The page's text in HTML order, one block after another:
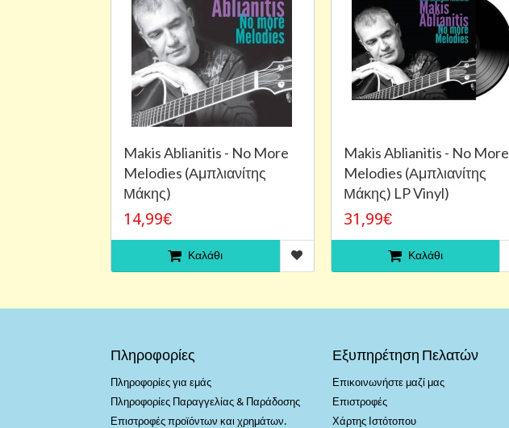
Makis Ablianitis - No More
Melodies (Αμπλιανίτης
Μάκης)
14,99€
Καλάθι
Makis Ablianitis - No More
Melodies (Αμπλιανίτης
Μάκης) LP Vinyl)
31,99€
Καλάθι
Πληροφορίες
Πληροφορίες για εμάς
Πληροφορίες Παραγγελίας & Παράδοσης
Επιστροφές προϊόντων και χρημάτων.
Εξυπηρέτηση Πελατών
Επικοινωνήστε μαζί μας
Επιστροφές
Χάρτης Ιστότοπου